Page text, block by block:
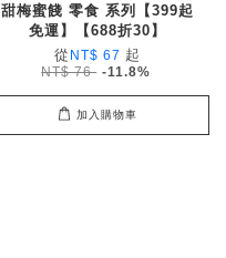
甜梅蜜餞 零食 系列【399起
免運】【688折30】
從 NT$ 67 起
NT$ 76 -11.8%
加入購物車